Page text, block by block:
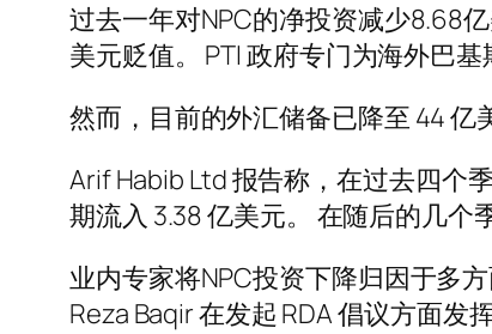
过去一年对NPC的净投资减少8.68
美元贬值。 PTI 政府专门为海外巴
然而，目前的外汇储备已降至 44 亿
Arif Habib Ltd 报告称，在过去四个
期流入 3.38 亿美元。 在随后的几个
业内专家将NPC投资下降归因于多
Reza Baqir 在发起 RDA 倡议方面发